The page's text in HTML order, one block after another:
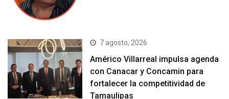
7 agosto, 2026
Américo Villarreal impulsa agenda
con Canacar y Concamin para
fortalecer la competitividad de
Tamaulipas